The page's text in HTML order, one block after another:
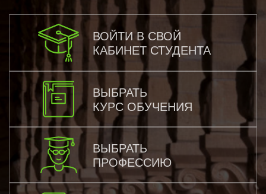
ВОЙТИ В СВОЙ
КАБИНЕТ СТУДЕНТА
ВЫБРАТЬ
КУРС ОБУЧЕНИЯ
ВЫБРАТЬ
ПРОФЕССИЮ